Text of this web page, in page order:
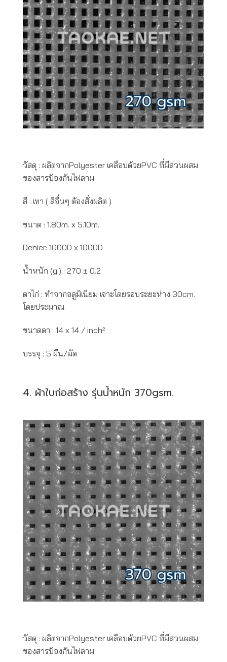
วัสดุ : ผลิตจากPolyester เคลือบด้วยPVC ที่มีส่วนผสม
ของสารป้องกันไฟลาม
สี : เทา ( สีอื่นๆ ต้องสั่งผลิต )
ขนาด : 1.80m. x 5.10m.
Denier: 1000D x 1000D
น้ำหนัก (g.) : 270 ± 0.2
ตาไก่ : ทำจากอลูมิเนียม เจาะโดยรอบระยะห่าง 30cm.
โดยประมาณ
ขนาดตา : 14 x 14 / inch²
บรรจุ : 5 ผืน/มัด
4. ผ้าใบก่อสร้าง รุ่นน้ำหนัก 370gsm.
วัสดุ : ผลิตจากPolyester เคลือบด้วยPVC ที่มีส่วนผสม
ของสารป้องกันไฟลาม